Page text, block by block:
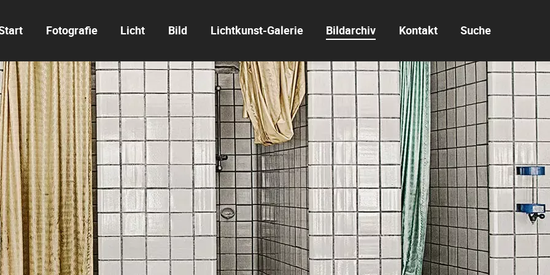
Fotografie Licht Bild Lichtkunst-Galerie Bildarchiv Kontakt Suche